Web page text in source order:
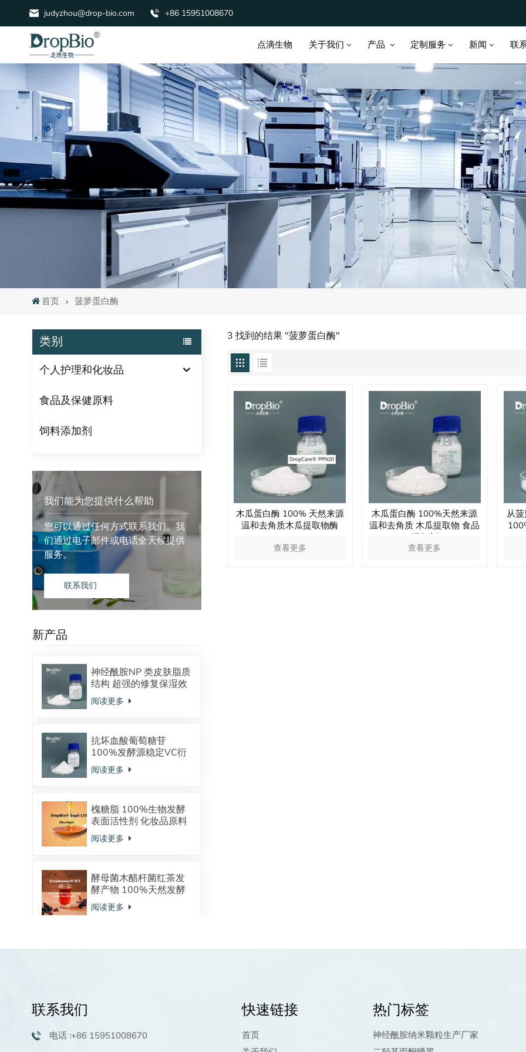
judyzhou@drop-bio.com +86 15951008670
点滴生物 关于我们 产品 定制服务 新闻 联
首页 菠萝蛋白酶
类别
个人护理和化妆品
食品及保健原料
饲料添加剂
我们能为您提供什么帮助
您可以通过任何方式联系我们。我
们通过电子邮件或电话全天候提供
服务。
联系我们
新产品
神经酰胺NP 类皮肤脂质
结构 超强的修复保湿效
果 对抗皮炎效果显著
阅读更多
抗坏血酸葡萄糖苷
100%发酵源稳定VC衍
生物 美白抗氧化
阅读更多
槐糖脂 100%生物发酵
表面活性剂 化妆品原料
酸型内酯型混合物
阅读更多
酵母菌木醋杆菌红茶发
酵产物 100%天然发酵
来源 调节皮肤微生态
阅读更多
植物鞘氨醇：天然发酵
末供应商
3 找到的结果 "菠萝蛋白酶"
木瓜蛋白酶 100% 天然来源
温和去角质木瓜提取物酶
查看更多
木瓜蛋白酶 100%天然来源
温和去角质 木瓜提取物 食品
添加剂
查看更多
从
联系我们
电话 :+86 15951008670
快速链接
首页
热门标签
神经酰胺纳米颗粒生产厂家